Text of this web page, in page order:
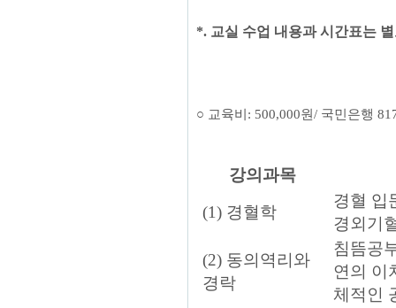
*. 교실 수업 내용과 시간표는
○ 교육비 : 500,000원/ 국민은행
강의과목
(1) 경혈학
경혈 입
경외기
(2) 동의역리와
경락
침뜸공
연의 이
체적인